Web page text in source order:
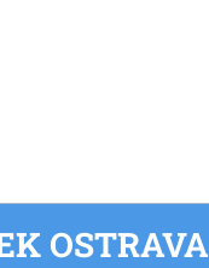
OSTRAVA